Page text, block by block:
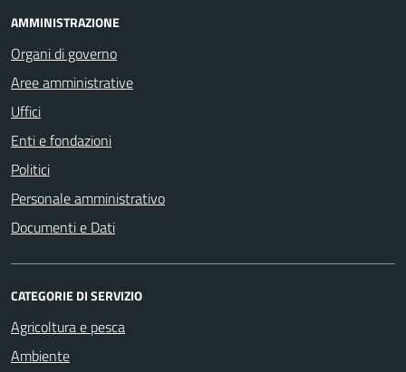
AMMINISTRAZIONE
Organi di governo
Aree amministrative
Uffici
Enti e fondazioni
Politici
Personale amministrativo
Documenti e Dati
CATEGORIE DI SERVIZIO
Agricoltura e pesca
Ambiente